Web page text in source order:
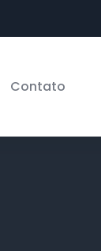
Contato